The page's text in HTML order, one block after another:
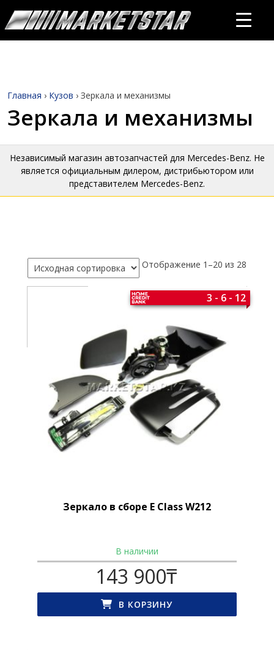
Главная › Кузов › Зеркала и механизмы
Зеркала и механизмы
Независимый магазин автозапчастей для Mercedes-Benz. Не
является официальным дилером, дистрибьютором или
представителем Mercedes-Benz.
Отображение 1–20 из 28
Зеркало в сборе E Class W212
3 - 6 - 12
В наличии
143 900₸
В КОРЗИНУ